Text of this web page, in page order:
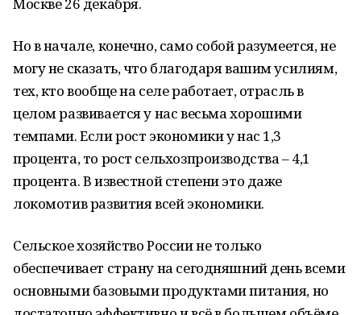
Но в начале, конечно, само собой разумеется, не
могу не сказать, что благодаря вашим усилиям,
тех, кто вообще на селе работает, отрасль в
целом развивается у нас весьма хорошими
темпами. Если рост экономики у нас 1,3
процента, то рост сельхозпроизводства – 4,1
процента. В известной степени это даже
локомотив развития всей экономики.
Сельское хозяйство России не только
обеспечивает страну на сегодняшний день всеми
основными базовыми продуктами питания, но